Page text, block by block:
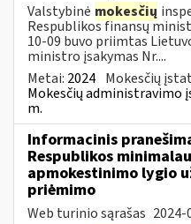
Valstybinė mokesčių
Respublikos finansų
10-09 buvo priimtas
ministro įsakymas Nr....
Metai: 2024 Mokesčių
Mokesčių administravimo
m.
Informacinis
Respublikos
apmokestinimo lygio
priėmimo
Web turinio sąrašas 2024-